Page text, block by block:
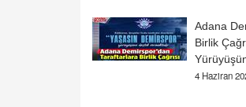
Adana
Birlik
4 Haziran